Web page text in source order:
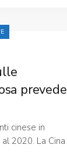
prevede
cinese in
2020. La Cina